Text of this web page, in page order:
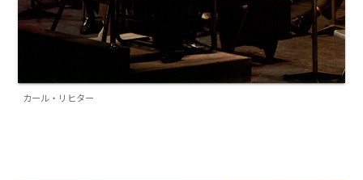
カール・リヒター